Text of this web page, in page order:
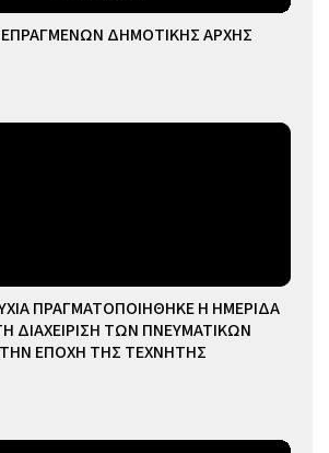
ΔΗΜΟΤΙΚΗΣ ΑΡΧΗΣ
ΠΡΑΓΜΑΤΟΠΟΙΗΘΗΚΕ Η ΗΜΕΡΙΔΑ
ΔΙΑΧΕΙΡΙΣΗ ΤΩΝ ΠΝΕΥΜΑΤΙΚΩΝ
ΕΠΟΧΗ ΤΗΣ ΤΕΧΝΗΤΗΣ